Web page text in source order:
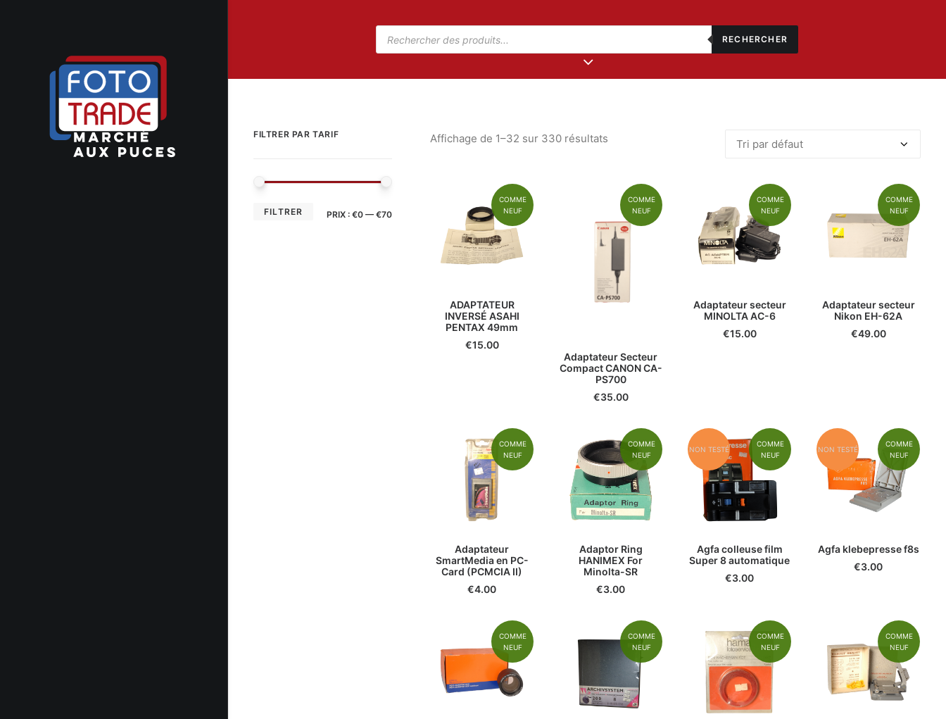
RECHERCHER
FILTRER PAR TARIF
FILTRER PRIX : €0 — €70
Affichage de 1–32 sur 330 résultats
COMME
NEUF
ADAPTATEUR
INVERSÉ ASAHI
PENTAX 49mm
€15.00
COMME
NEUF
Adaptateur Secteur
Compact CANON CA-
PS700
€35.00
COMME
NEUF
Adaptateur secteur
MINOLTA AC-6
€15.00
COMME
NEUF
Adaptateur secteur
Nikon EH-62A
€49.00
COMME
NEUF
Adaptateur
SmartMedia en PC-
Card (PCMCIA II)
€4.00
COMME
NEUF
Adaptor Ring
HANIMEX For
Minolta-SR
€3.00
NON TESTÉ
COMME
NEUF
Agfa colleuse film
Super 8 automatique
€3.00
NON TESTÉ
COMME
NEUF
Agfa klebepresse f8s
€3.00
COMME
NEUF
COMME
NEUF
COMME
NEUF
COMME
NEUF